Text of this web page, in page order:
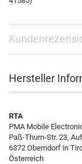
Hersteller
RTA
PMA Mobile
Paß-Thurn-Str. 23,
6372 Oberndorf in
Österreich